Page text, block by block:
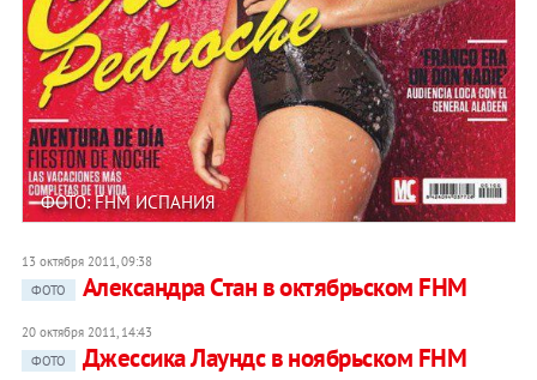
ФОТО: FHM ИСПАНИЯ
13 октября 2011, 09:38
ФОТО
Александра Стан в октябрьском FHM
20 октября 2011, 14:43
ФОТО
Джессика Лаундс в ноябрьском FHM